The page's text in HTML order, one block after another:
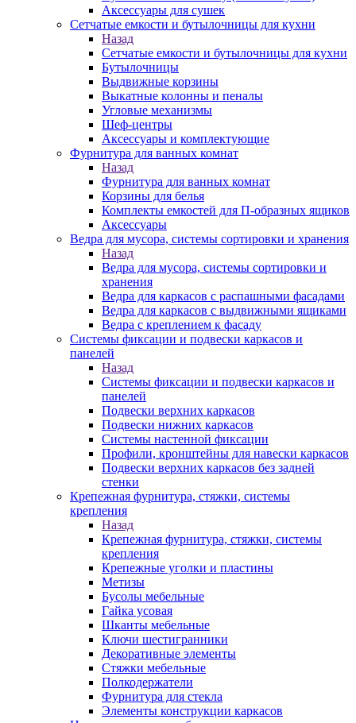
Аксессуары для сушек
Сетчатые емкости и бутылочницы для кухни
Назад
Сетчатые емкости и бутылочницы для кухни
Бутылочницы
Выдвижные корзины
Выкатные колонны и пеналы
Угловые механизмы
Шеф-центры
Аксессуары и комплектующие
Фурнитура для ванных комнат
Назад
Фурнитура для ванных комнат
Корзины для белья
Комплекты емкостей для П-образных ящиков
Аксессуары
Ведра для мусора, системы сортировки и хранения
Назад
Ведра для мусора, системы сортировки и
хранения
Ведра для каркасов с распашными фасадами
Ведра для каркасов с выдвижными ящиками
Ведра с креплением к фасаду
Системы фиксации и подвески каркасов и
панелей
Назад
Системы фиксации и подвески каркасов и
панелей
Подвески верхних каркасов
Подвески нижних каркасов
Системы настенной фиксации
Профили, кронштейны для навески каркасов
Подвески верхних каркасов без задней
стенки
Крепежная фурнитура, стяжки, системы
крепления
Назад
Крепежная фурнитура, стяжки, системы
крепления
Крепежные уголки и пластины
Метизы
Бусолы мебельные
Гайка усовая
Шканты мебельные
Ключи шестигранники
Декоративные элементы
Стяжки мебельные
Полкодержатели
Фурнитура для стекла
Элементы конструкции каркасов